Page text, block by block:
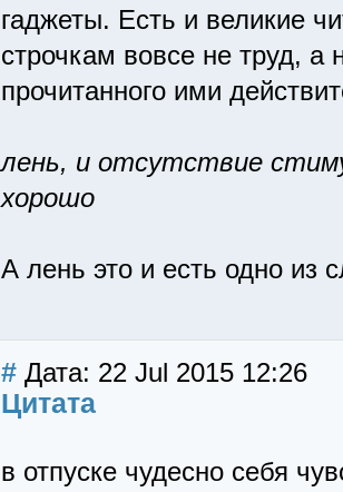
гаджеты. Есть и великие
строчкам вовсе не труд, а
прочитанного ими
лень, и отсутствие
хорошо
А лень это и есть одно из
# Дата: 22 Jul 2015 12:26
Цитата
в отпуске чудесно себя